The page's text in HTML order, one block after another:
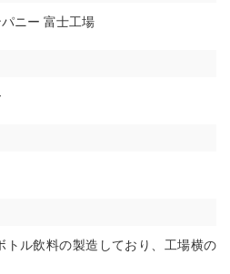
ニー 富士工場
トル飲料の製造しており、工場横の